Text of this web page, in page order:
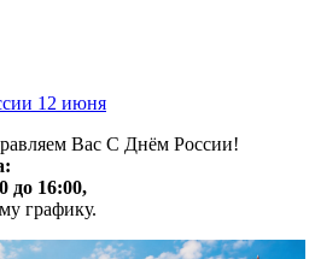
12 июня
Вас С Днём России!
до 16:00,
графику.